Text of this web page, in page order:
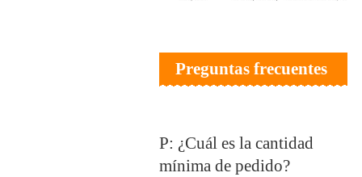
Preguntas frecuentes
P: ¿Cuál es la cantidad
mínima de pedido?